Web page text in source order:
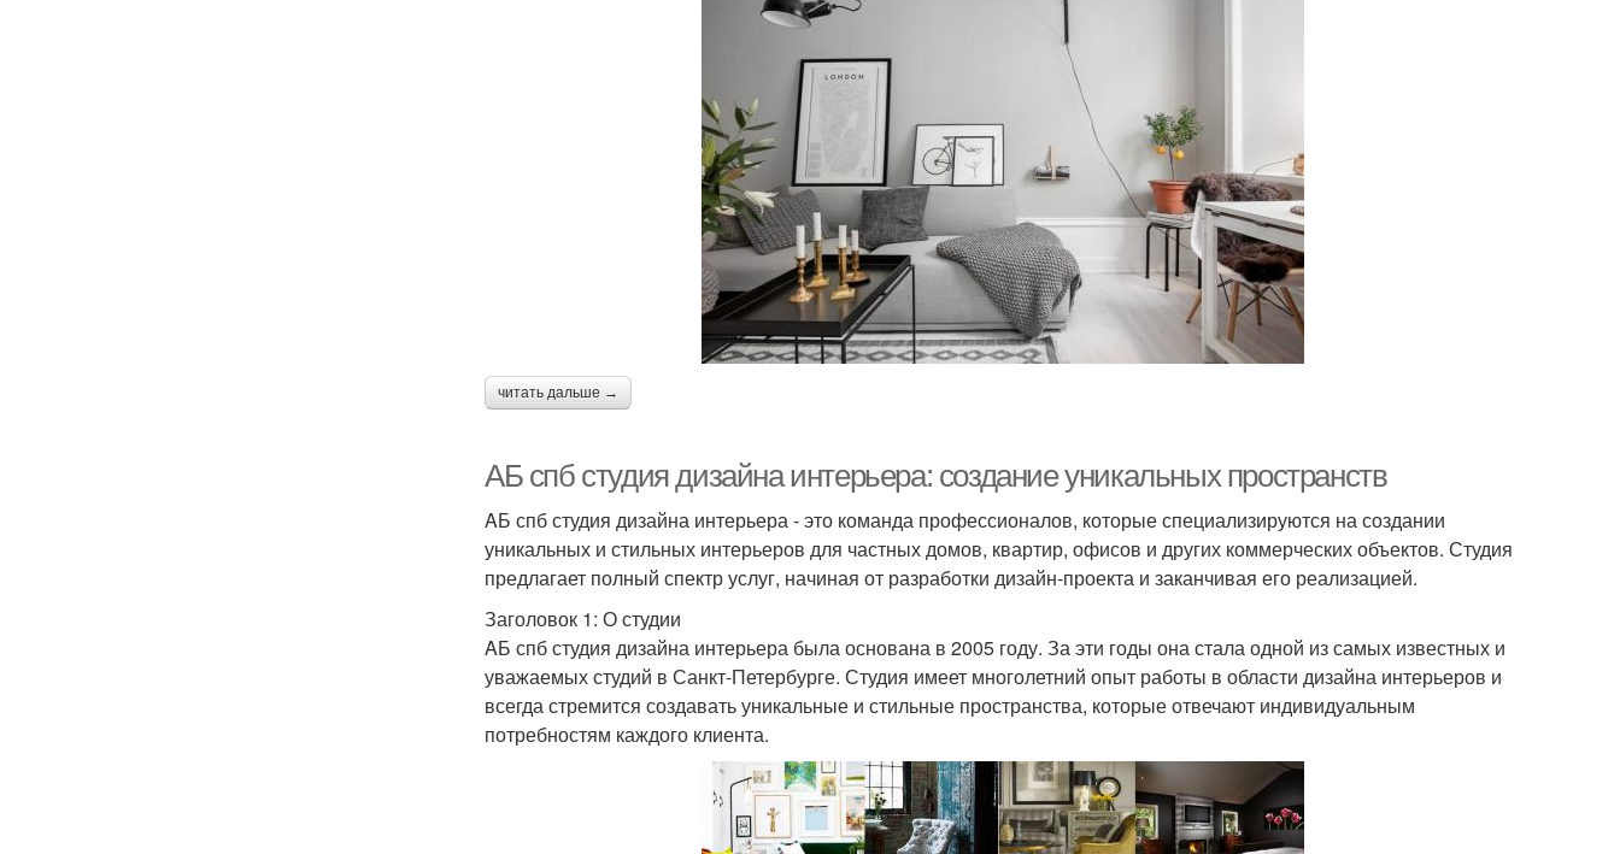
читать дальше →
AБ спб студия дизайна интерьера: создание уникальных пространств
AБ спб студия дизайна интерьера - это команда профессионалов, которые специализируются на создании
уникальных и стильных интерьеров для частных домов, квартир, офисов и других коммерческих объектов. Студия
предлагает полный спектр услуг, начиная от разработки дизайн-проекта и заканчивая его реализацией.
Заголовок 1: О студии
AБ спб студия дизайна интерьера была основана в 2005 году. За эти годы она стала одной из самых известных и
уважаемых студий в Санкт-Петербурге. Студия имеет многолетний опыт работы в области дизайна интерьеров и
всегда стремится создавать уникальные и стильные пространства, которые отвечают индивидуальным
потребностям каждого клиента.